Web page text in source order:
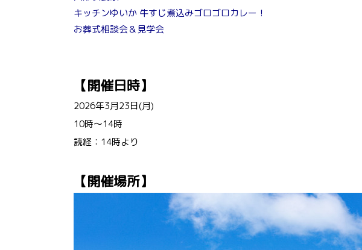
キッチンゆいか 牛すじ煮込みゴロゴロカレー！
お葬式相談会＆見学会
【開催日時】
2026年3月23日(月)
10時～14時
読経：14時より
【開催場所】